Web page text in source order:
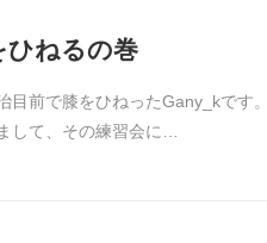
ねるの巻
目前で膝をひねったGany_kで
して、その練習会に…